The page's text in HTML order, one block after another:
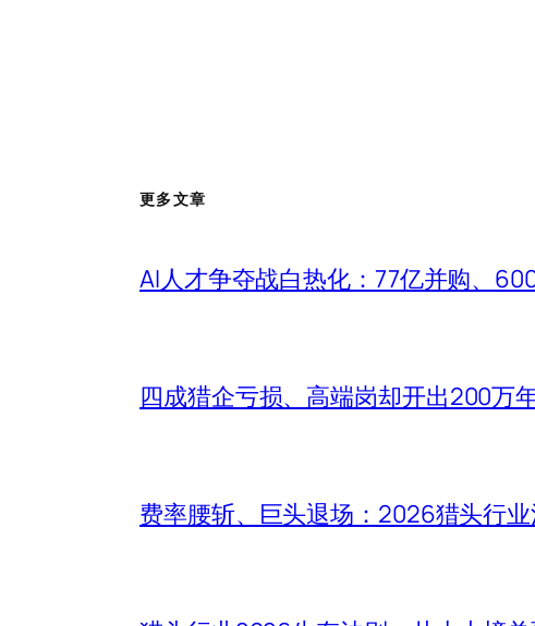
更多文章
AI人才争夺战白热化：77亿并购、
四成猎企亏损、高端岗却开出200万
费率腰斩、巨头退场：2026猎头行